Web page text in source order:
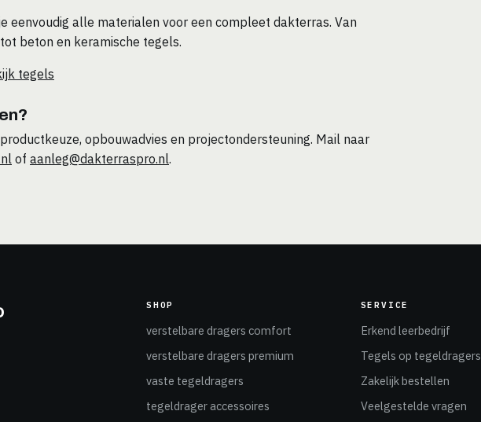
eenvoudig alle materialen voor een compleet dakterras. Van
beton en keramische tegels.
tegels
opbouwadvies en projectondersteuning. Mail naar
of aanleg@dakterraspro.nl.
SHOP
verstelbare dragers comfort
verstelbare dragers premium
vaste tegeldragers
tegeldrager accessoires
SERVICE
Erkend leerbedrijf
Tegels op tegeldragers
Zakelijk bestellen
Veelgestelde vragen